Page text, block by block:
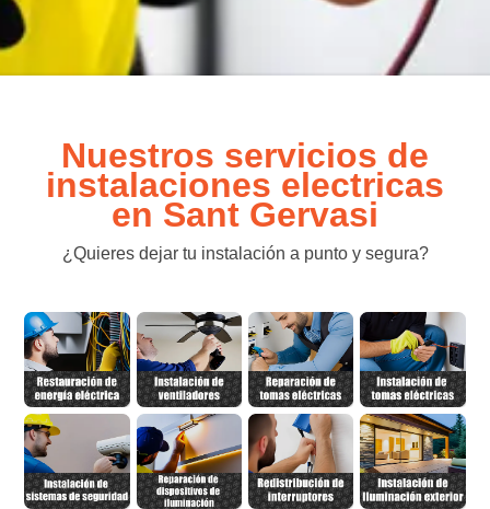
Nuestros servicios de
instalaciones electricas
en Sant Gervasi
¿Quieres dejar tu instalación a punto y segura?